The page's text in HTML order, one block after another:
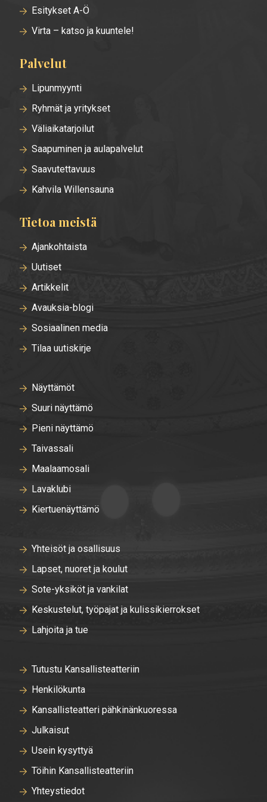
Esitykset A-Ö
Virta – katso ja kuuntele!
Palvelut
Lipunmyynti
Ryhmät ja yritykset
Väliaikatarjoilut
Saapuminen ja aulapalvelut
Saavutettavuus
Kahvila Willensauna
Tietoa meistä
Ajankohtaista
Uutiset
Artikkelit
Avauksia-blogi
Sosiaalinen media
Tilaa uutiskirje
Näyttämöt
Suuri näyttämö
Pieni näyttämö
Taivassali
Maalaamosali
Lavaklubi
Kiertuenäyttämö
Yhteisöt ja osallisuus
Lapset, nuoret ja koulut
Sote-yksiköt ja vankilat
Keskustelut, työpajat ja kulissikierrokset
Lahjoita ja tue
Tutustu Kansallisteatteriin
Henkilökunta
Kansallisteatteri pähkinänkuoressa
Julkaisut
Usein kysyttyä
Töihin Kansallisteatteriin
Yhteystiedot